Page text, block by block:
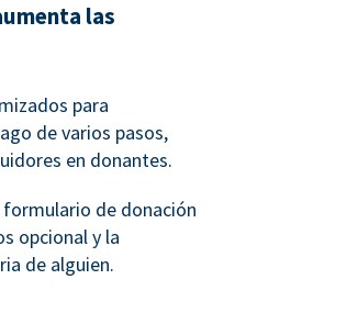
las
para
de varios pasos,
en donantes.
de donación
opcional y la
de alguien.